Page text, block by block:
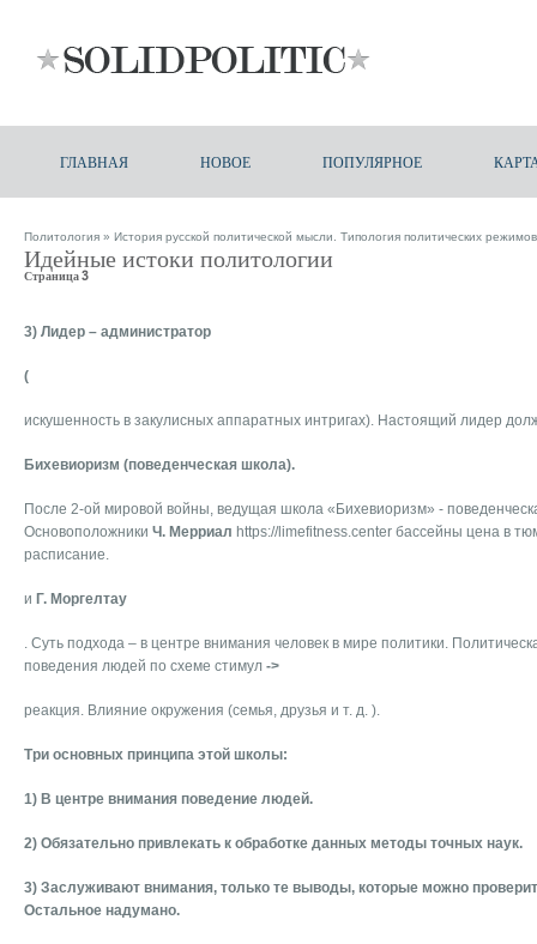
ГЛАВНАЯ НОВОЕ ПОПУЛЯРНОЕ
Политология » История русской политической мысли. Типология политических
Идейные истоки политологии
Страница 3
3) Лидер – администратор
(
искушенность в закулисных аппаратных интригах). Настоящий лидер
Бихевиоризм (поведенческая школа).
После 2-ой мировой войны, ведущая школа «Бихевиоризм» -
Основоположники Ч. Мерриал https://limefitness.center бассейны цена в
расписание.
и Г. Моргелтау
. Суть подхода – в центре внимания человек в мире политики.
поведения людей по схеме стимул ->
реакция. Влияние окружения (семья, друзья и т. д. ).
Три основных принципа этой школы:
1) В центре внимания поведение людей.
2) Обязательно привлекать к обработке данных методы точных наук.
3) Заслуживают внимания, только те выводы, которые можно
Остальное надумано.